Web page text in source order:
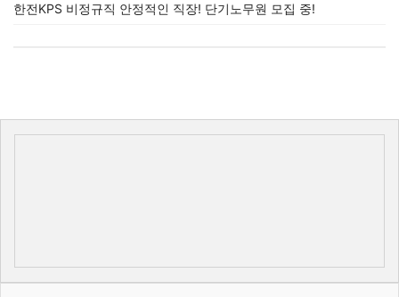
한전KPS 비정규직 안정적인 직장! 단기노무원 모집 중!